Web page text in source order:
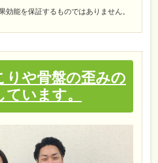
能を保証するものではありません。
りや骨盤の歪みの
います。